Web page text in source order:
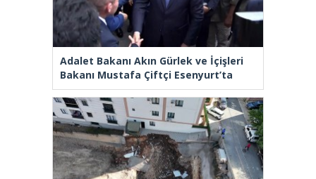
Adalet Bakanı Akın Gürlek ve İçişleri
Bakanı Mustafa Çiftçi Esenyurt’ta